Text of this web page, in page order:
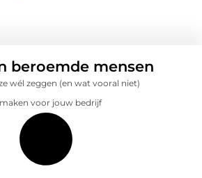
beroemde mensen
wél zeggen (en wat vooral niet)
voor jouw bedrijf